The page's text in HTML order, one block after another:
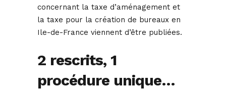
concernant la taxe d’aménagement et
la taxe pour la création de bureaux en
Ile-de-France viennent d’être publiées.
2 rescrits, 1
procédure unique…